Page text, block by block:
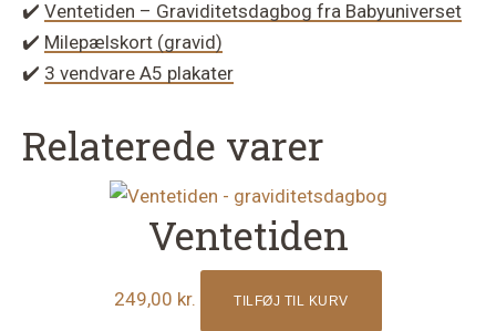
✔️ Ventetiden – Graviditetsdagbog fra Babyuniverset
✔️ Milepælskort (gravid)
✔️ 3 vendvare A5 plakater
Relaterede varer
Ventetiden
249,00 kr. TILFØJ TIL KURV